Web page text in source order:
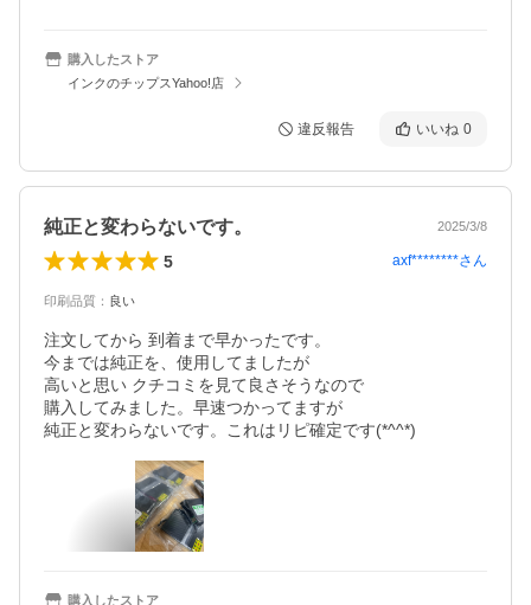
購入したストア
インクのチップスYahoo!店
違反報告 いいね 0
純正と変わらないです。 2025/3/8
5 axf********さん
印刷品質 ： 良い
注文してから 到着まで早かったです。
今までは純正を、使用してましたが
高いと思い クチコミを見て良さそうなので
購入してみました。早速つかってますが
純正と変わらないです。これはリピ確定です(*^^*)
購入したストア